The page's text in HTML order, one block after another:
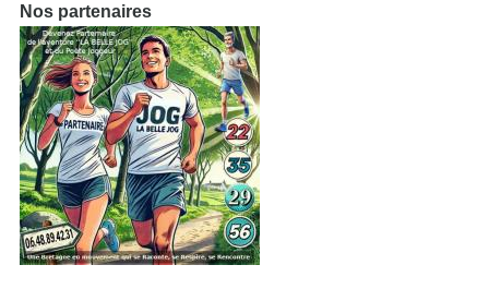
Nos partenaires
https://la-belle-jog.com